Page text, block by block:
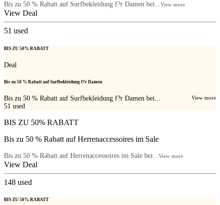
Bis zu 50 % Rabatt auf Surfbekleidung f?r Damen bei...View more
View Deal
51 used
BIS ZU 50% RABATT
Deal
Bis zu 50 % Rabatt auf Surfbekleidung f?r Damen
Bis zu 50 % Rabatt auf Surfbekleidung f?r Damen bei... View more
51 used
BIS ZU 50% RABATT
Bis zu 50 % Rabatt auf Herrenaccessoires im Sale
Bis zu 50 % Rabatt auf Herrenaccessoires im Sale bei...View more
View Deal
148 used
BIS ZU 50% RABATT